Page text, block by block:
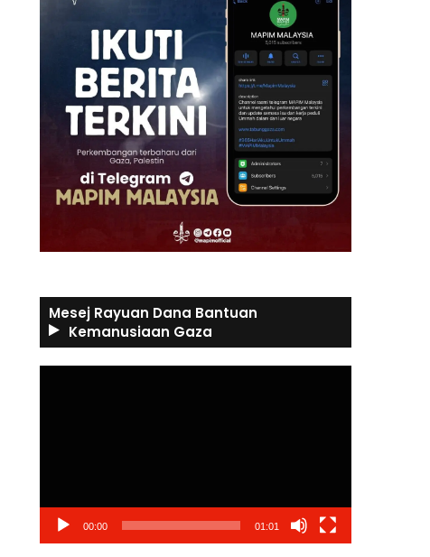
Mesej Rayuan Dana Bantuan
Kemanusiaan Gaza
00:00 01:01